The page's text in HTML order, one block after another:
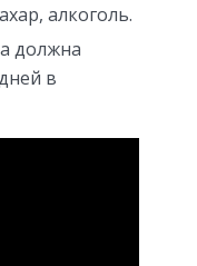
алкоголь.
должна
в